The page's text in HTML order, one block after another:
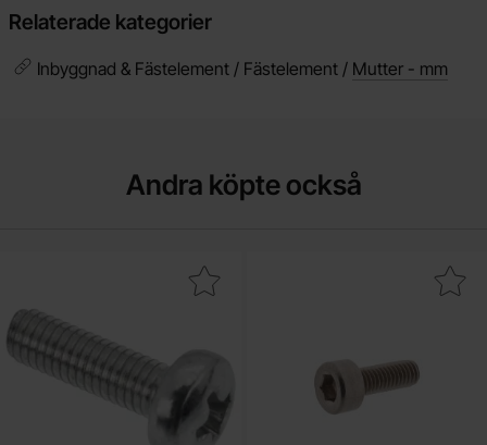
Relaterade kategorier
Inbyggnad & Fästelement / Fästelement / Mutter - mm
Andra köpte också
Makera skruv PH M3x10 som favoritMakera insexskruv MC6S